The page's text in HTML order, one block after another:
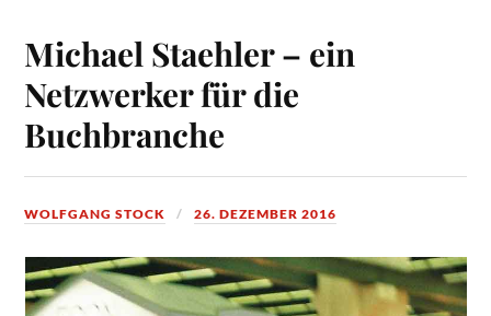
Michael Staehler – ein
Netzwerker für die
Buchbranche
WOLFGANG STOCK 26. DEZEMBER 2016